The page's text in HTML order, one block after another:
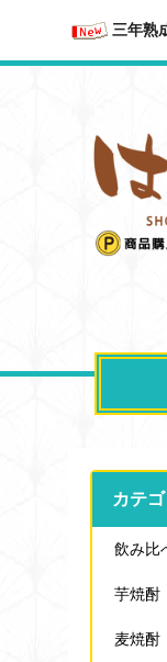
三年熟
カテ
飲み比
芋焼酎
麦焼酎